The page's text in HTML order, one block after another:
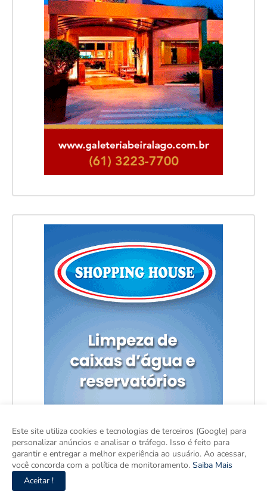
Este site utiliza cookies e tecnologias de terceiros (Google) para
personalizar anúncios e analisar o tráfego. Isso é feito para
garantir e entregar a melhor experiência ao usuário. Ao acessar,
você concorda com a política de monitoramento. Saiba Mais
Aceitar !